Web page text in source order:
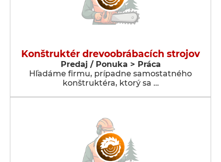
Konštruktér drevoobrábacích strojov
Predaj / Ponuka > Práca
Hľadáme firmu, prípadne samostatného
konštruktéra, ktorý sa …